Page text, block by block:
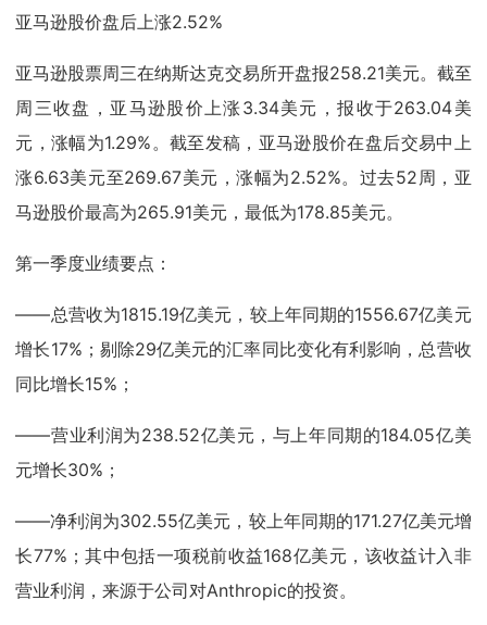
亚马逊股价盘后上涨2.52%
亚马逊股票周三在纳斯达克交易所开盘报258.21美元。截至
周三收盘，亚马逊股价上涨3.34美元，报收于263.04美
元，涨幅为1.29%。截至发稿，亚马逊股价在盘后交易中上
涨6.63美元至269.67美元，涨幅为2.52%。过去52周，亚
马逊股价最高为265.91美元，最低为178.85美元。
第一季度业绩要点：
——总营收为1815.19亿美元，较上年同期的1556.67亿美元
增长17%；剔除29亿美元的汇率同比变化有利影响，总营收
同比增长15%；
——营业利润为238.52亿美元，与上年同期的184.05亿美
元增长30%；
——净利润为302.55亿美元，较上年同期的171.27亿美元增
长77%；其中包括一项税前收益168亿美元，该收益计入非
营业利润，来源于公司对Anthropic的投资。